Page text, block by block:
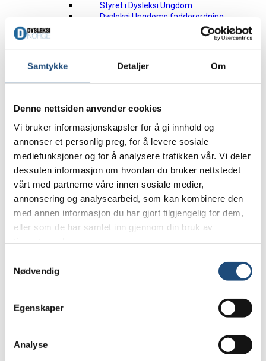
Samtykke Detaljer Om
Denne nettsiden anvender cookies
Vi bruker informasjonskapsler for å gi innhold og
annonser et personlig preg, for å levere sosiale
mediefunksjoner og for å analysere trafikken vår. Vi deler
dessuten informasjon om hvordan du bruker nettstedet
vårt med partnerne våre innen sosiale medier,
annonsering og analysearbeid, som kan kombinere den
med annen informasjon du har gjort tilgjengelig for dem,
eller som de har samlet inn gjennom din bruk av
Nødvendig
Egenskaper
Analyse
Styret i Dysleksi Ungdom
Dysleksi Ungdoms fadderordning
Bladet Mestring
Annonsere i Mestring?
Bli medlem
Bli medlem – personlig
Bli medlem – Fagmedlem
Butikk
Kurs for fagpersoner
Kurs for medlemmer
Bøker
Logoprodukter
Logg inn
For alle med lese- og skrivevansker, matematikkvansker og
Innlegg merket
‘bråte skole’